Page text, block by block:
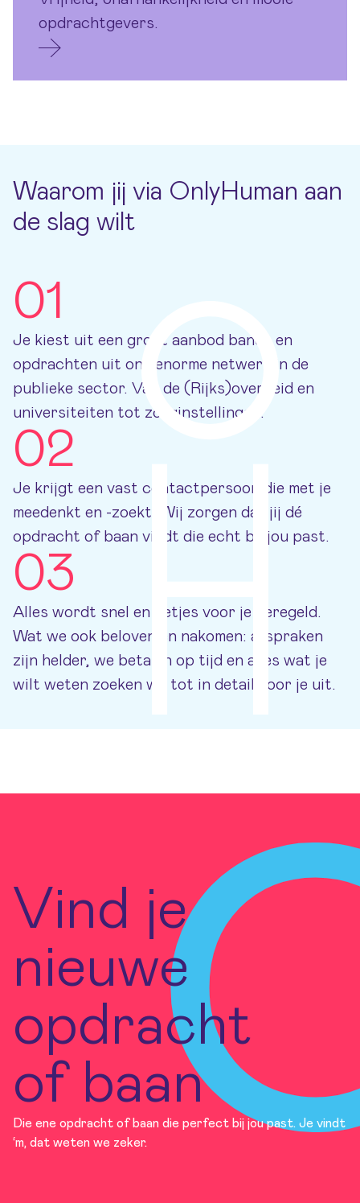
opdrachtgevers.
Waarom jij via OnlyHuman aan
de slag wilt
01
Je kiest uit een groot aanbod banen en
opdrachten uit ons enorme netwerk in de
publieke sector. Van de (Rijks)overheid en
universiteiten tot zorginstellingen.
02
Je krijgt een vast contactpersoon die met je
meedenkt en -zoekt. Wij zorgen dat jij dé
opdracht of baan vindt die echt bij jou past.
03
Alles wordt snel en netjes voor je geregeld.
Wat we ook beloven én nakomen: afspraken
zijn helder, we betalen op tijd en alles wat je
wilt weten zoeken we tot in detail voor je uit.
Vind je
nieuwe
opdracht
of baan
Die ene opdracht of baan die perfect bij jou past. Je vindt
‘m, dat weten we zeker.